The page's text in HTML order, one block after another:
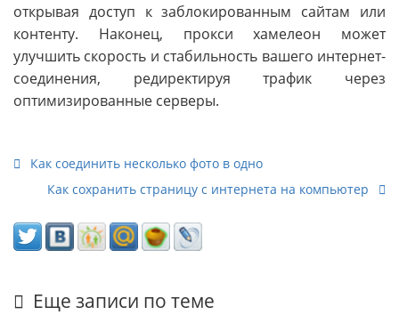
открывая доступ к заблокированным сайтам или
контенту. Наконец, прокси хамелеон может
улучшить скорость и стабильность вашего интернет-
соединения, редиректируя трафик через
оптимизированные серверы.
Как соединить несколько фото в одно
Как сохранить страницу с интернета на компьютер
Еще записи по теме